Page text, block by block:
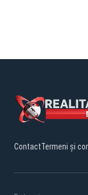
ContactTermeni și